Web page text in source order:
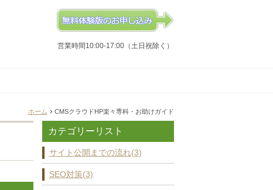
営業時間10:00-17:00（土日祝除く）
ホーム CMSクラウドHP楽々専科・お助けガイド
カテゴリーリスト
サイト公開までの流れ(3)
SEO対策(3)